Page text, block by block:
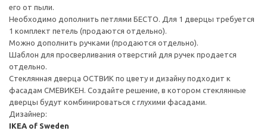
его от пыли.
Необходимо дополнить петлями БЕСТО. Для 1 дверцы требуется
1 комплект петель (продаются отдельно).
Можно дополнить ручками (продаются отдельно).
Шаблон для просверливания отверстий для ручек продается
отдельно.
Стеклянная дверца ОСТВИК по цвету и дизайну подходит к
фасадам СМЕВИКЕН. Создайте решение, в котором стеклянные
дверцы будут комбинироваться с глухими фасадами.
Дизайнер:
IKEA of Sweden